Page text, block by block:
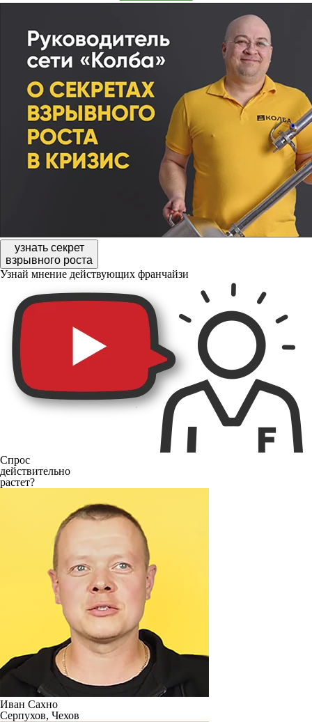
узнать секрет
взрывного роста
Узнай мнение действующих франчайзи
Спрос
действительно
растет?
Иван Сахно
Серпухов, Чехов